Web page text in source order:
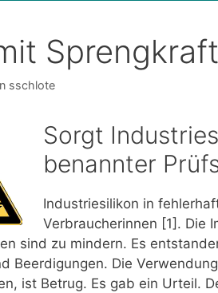
sschlote
Sorgt
benannter
Industriesilikon in
Verbraucherinnen [1]. Die
sind zu mindern. Es
Beerdigungen. Die
ist Betrug. Es gab ein Urteil.